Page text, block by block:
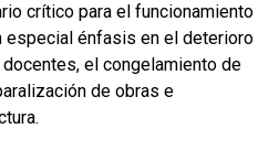
crítico para el funcionamiento
especial énfasis en el deterioro
el congelamiento de
de obras e